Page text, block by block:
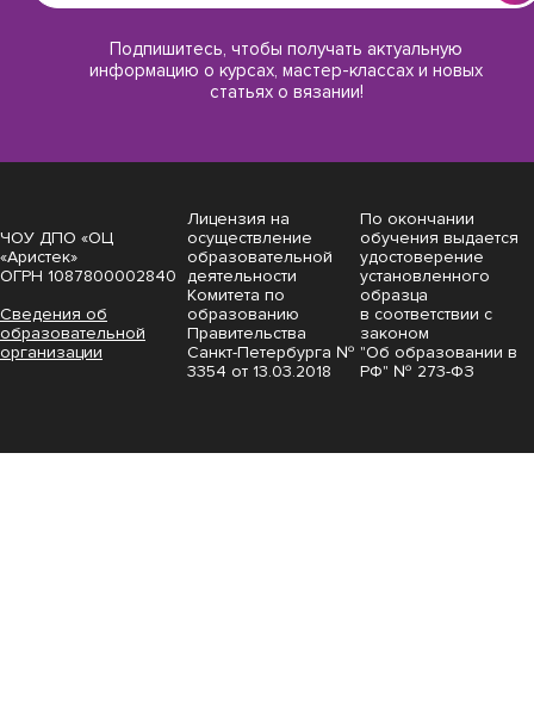
Подпишитесь, чтобы получать актуальную
информацию о курсах, мастер-классах и новых
статьях о вязании!
ЧОУ ДПО «ОЦ
«Аристек»
ОГРН 1087800002840
Сведения об
образовательной
организации
Лицензия на
осуществление
образовательной
деятельности
Комитета по
образованию
Правительства
Санкт-Петербурга №
3354 от 13.03.2018
По окончании
обучения выдается
удостоверение
установленного
образца
в соответствии с
законом
"Об образовании в
РФ" № 273-ФЗ